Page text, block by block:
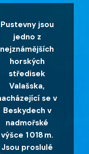
Pustevny jsou
jedno z
nejznámějších
horských
středisek
Valašska,
se v
Beskydech v
nadmořské
výšce 1 018 m.
Jsou proslulé